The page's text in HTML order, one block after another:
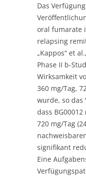
Das
oral fumarate
relapsing
„Kappos“ et
Phase II b-
Wirksamkeit
360 mg/Tag,
wurde, so das
dass
720 mg/Tag
signifikant
Eine